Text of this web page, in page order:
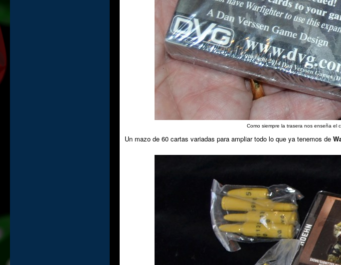
Como siempre la trasera nos enseña el
Un mazo de 60 cartas variadas para ampliar todo lo que ya tenemos de